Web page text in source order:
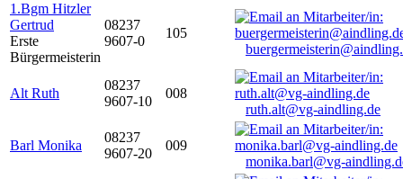
1.Bgm Hitzler
Gertrud
Erste
Bürgermeisterin
08237
9607-0
105
Alt Ruth
08237
9607-10
008
ruth.alt@vg-aindling.de
Barl Monika
08237
9607-20
009
monika.barl@vg-